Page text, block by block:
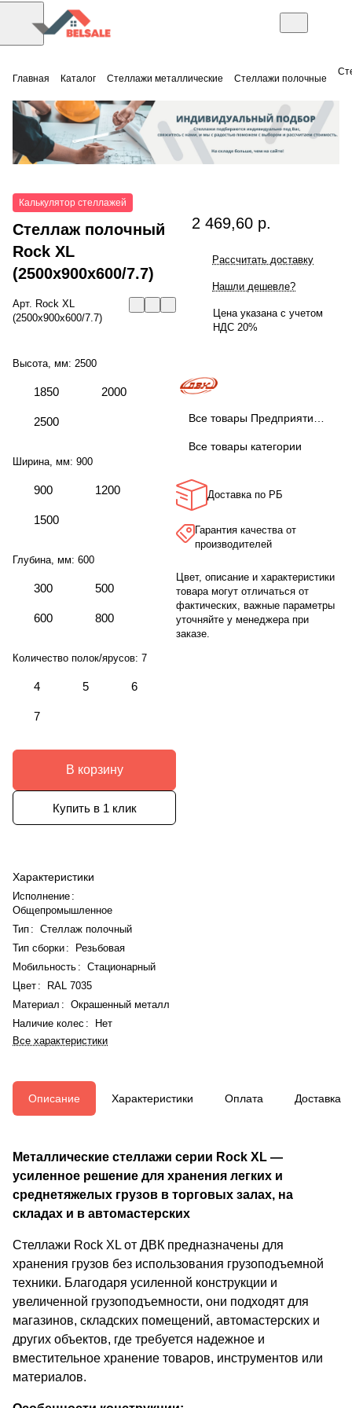
Главная Каталог Стеллажи металлические Стеллажи полочные
Калькулятор стеллажей
Стеллаж полочный
Rock XL
(2500x900x600/7.7)
Арт. Rock XL
(2500x900x600/7.7)
Высота, мм: 2500
1850 2000
2500
Ширина, мм: 900
900 1200
1500
Глубина, мм: 600
300 500
600 800
Количество полок/ярусов: 7
4 5 6
7
В корзину
Купить в 1 клик
Характеристики
Исполнение :
Общепромышленное
Тип : Стеллаж полочный
Тип сборки:
Резьбовая
Мобильность : Стационарный
Цвет :
RAL 7035
Материал : Окрашенный металл
Наличие колес :
Нет
Все характеристики
2 469,60 р.
Рассчитать доставку
Нашли дешевле?
Цена указана с учетом
НДС 20%
Все товары Предприятие ДВК
Все товары категории
Доставка по РБ
Гарантия качества от
производителей
Цвет, описание и характеристики
товара могут отличаться от
фактических, важные параметры
уточняйте у менеджера при
заказе.
Описание Характеристики Оплата Доставка
Металлические стеллажи серии Rock XL —
усиленное решение для хранения легких и
среднетяжелых грузов в торговых залах, на
складах и в автомастерских
Стеллажи Rock XL от ДВК предназначены для
хранения грузов без использования грузоподъемной
техники. Благодаря усиленной конструкции и
увеличенной грузоподъемности, они подходят для
магазинов, складских помещений, автомастерских и
других объектов, где требуется надежное и
вместительное хранение товаров, инструментов или
материалов.